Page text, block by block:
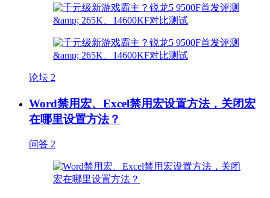
论坛 2
Word禁用宏、Excel禁用宏设置方法，关闭宏
在哪里设置方法？
问答 2